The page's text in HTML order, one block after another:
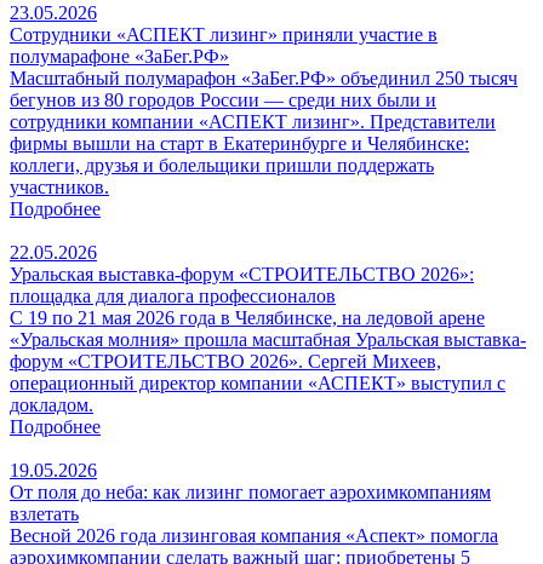
23.05.2026
Сотрудники «АСПЕКТ лизинг» приняли участие в
полумарафоне «ЗаБег.РФ»
Масштабный полумарафон «ЗаБег.РФ» объединил 250 тысяч
бегунов из 80 городов России — среди них были и
сотрудники компании «АСПЕКТ лизинг». Представители
фирмы вышли на старт в Екатеринбурге и Челябинске:
коллеги, друзья и болельщики пришли поддержать
участников.
Подробнее
22.05.2026
Уральская выставка-форум «СТРОИТЕЛЬСТВО 2026»:
площадка для диалога профессионалов
С 19 по 21 мая 2026 года в Челябинске, на ледовой арене
«Уральская молния» прошла масштабная Уральская выставка-
форум «СТРОИТЕЛЬСТВО 2026». Сергей Михеев,
операционный директор компании «АСПЕКТ» выступил с
докладом.
Подробнее
19.05.2026
От поля до неба: как лизинг помогает аэрохимкомпаниям
взлетать
Весной 2026 года лизинговая компания «Аспект» помогла
аэрохимкомпании сделать важный шаг: приобретены 5